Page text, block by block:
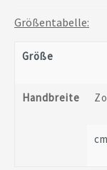
Größentabelle:
Größe
Handbreite
cm